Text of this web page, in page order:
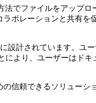
でファイルをアップ
ボレーションと共有
設計されています。ユ
により、ユーザーはド
信頼できるソリュー